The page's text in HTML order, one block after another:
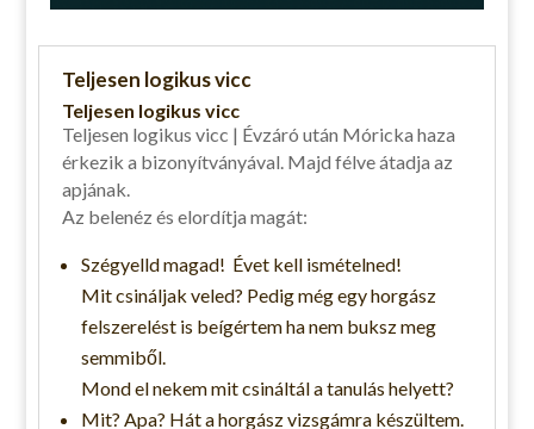
Teljesen logikus vicc
Teljesen logikus vicc
Teljesen logikus vicc | Évzáró után Móricka haza
érkezik a bizonyítványával. Majd félve átadja az
apjának.
Az belenéz és elordítja magát:
Szégyelld magad! Évet kell ismételned!
Mit csináljak veled? Pedig még egy horgász
felszerelést is beígértem ha nem buksz meg
semmiből.
Mond el nekem mit csináltál a tanulás helyett?
Mit? Apa? Hát a horgász vizsgámra készültem.